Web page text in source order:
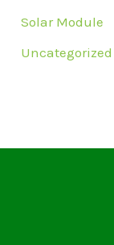
Solar Module
Uncategorized